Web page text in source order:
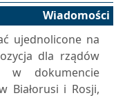
Wiadomości
ujednolicone na
dla rządów
dokumencie
Białorusi i Rosji,